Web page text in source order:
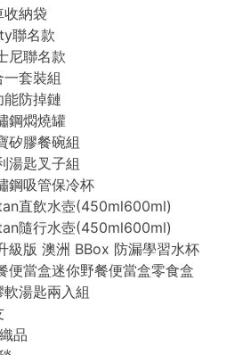
收納袋
聯名款
尼聯名款
套裝組
能防掉鏈
鋼燜燒罐
矽膠餐碗組
湯匙叉子組
鋼吸管保冷杯
直飲水壺(450ml600ml)
隨行水壺(450ml600ml)
級版 澳洲 BBox 防漏學習水杯
便當盒迷你野餐便當盒零食盒
湯匙兩入組
品